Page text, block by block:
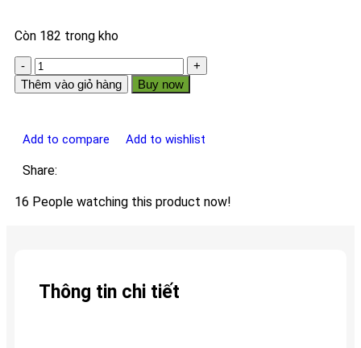
Còn 182 trong kho
Thêm vào giỏ hàng Buy now
Add to compare Add to wishlist
Share:
16 People watching this product now!
Thông tin chi tiết